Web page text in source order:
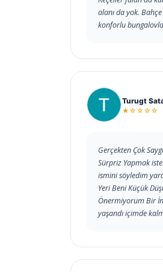
alanı da yok.
konforlu
Turugt
★☆☆☆☆
Gerçekten Çok
Sürpriz Yapmak
ismini söyledim
Yeri Beni Küçük
Önermiyorum Bir
yaşandı içimde